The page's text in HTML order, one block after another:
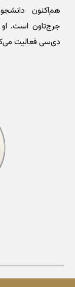
هم‌اکنون
دی‌سی فعالیت